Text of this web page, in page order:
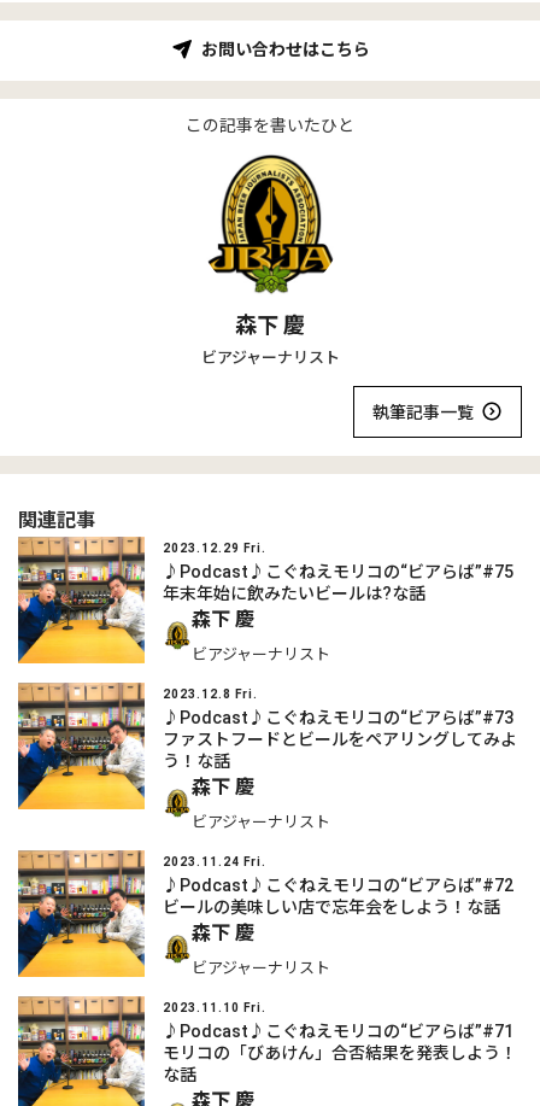
お問い合わせはこちら
この記事を書いたひと
森下 慶
ビアジャーナリスト
執筆記事一覧
関連記事
2023.12.29 Fri.
♪Podcast♪こぐねえモリコの“ビアらば”#75
年末年始に飲みたいビールは?な話
森下 慶
ビアジャーナリスト
2023.12.8 Fri.
♪Podcast♪こぐねえモリコの“ビアらば”#73
ファストフードとビールをペアリングしてみよ
う！な話
森下 慶
ビアジャーナリスト
2023.11.24 Fri.
♪Podcast♪こぐねえモリコの“ビアらば”#72
ビールの美味しい店で忘年会をしよう！な話
森下 慶
ビアジャーナリスト
2023.11.10 Fri.
♪Podcast♪こぐねえモリコの“ビアらば”#71
モリコの「びあけん」合否結果を発表しよう！
な話
森下 慶